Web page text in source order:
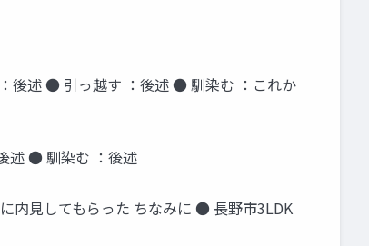
後述 ● 引っ越す ：後述 ● 馴染む ：これか
述 ● 馴染む ：後述
内見してもらった ちなみに ● 長野市3LDK